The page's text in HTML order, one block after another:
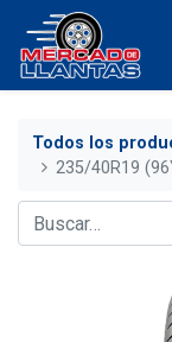
Todos los
235/40R19